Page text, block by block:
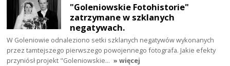
"Goleniowskie Fotohistorie"
zatrzymane w szklanych
negatywach.
W Goleniowie odnaleziono setki szklanych negatywów wykonanych
przez tamtejszego pierwszego powojennego fotografa. Jakie efekty
przyniósł projekt "Goleniowskie… » więcej